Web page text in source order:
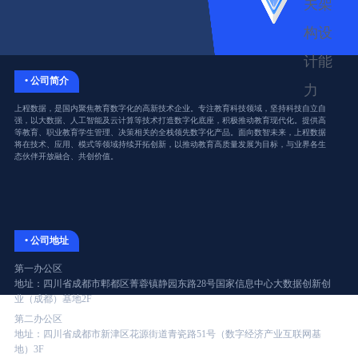
关架
构设
计能
力
• 公司简介
上程数据，是国内聚焦教育数字化的高新技术企业。专注教育科技领域，坚持科技自立自
强，以大数据、人工智能及云计算等技术打造数字化底座，积极推动教育现代化。提供高
等教育、职业教育学生管理、决策相关的全栈领先数字化产品。面向数智未来，上程数据
将在技术、应用、模式等领域持续开拓创新，以推动教育高质量发展为目标，与业界各生
态伙伴开放融合、共创价值。
• 公司地址
第一办公区
地址：四川省成都市郫都区菁蓉镇静园东路28号国家信息中心大数据创新创
业（成都）基地2F
第二办公区
地址：四川省成都市新津区花源街道青瓷路51号（数字经济产业互联网基
地）3F